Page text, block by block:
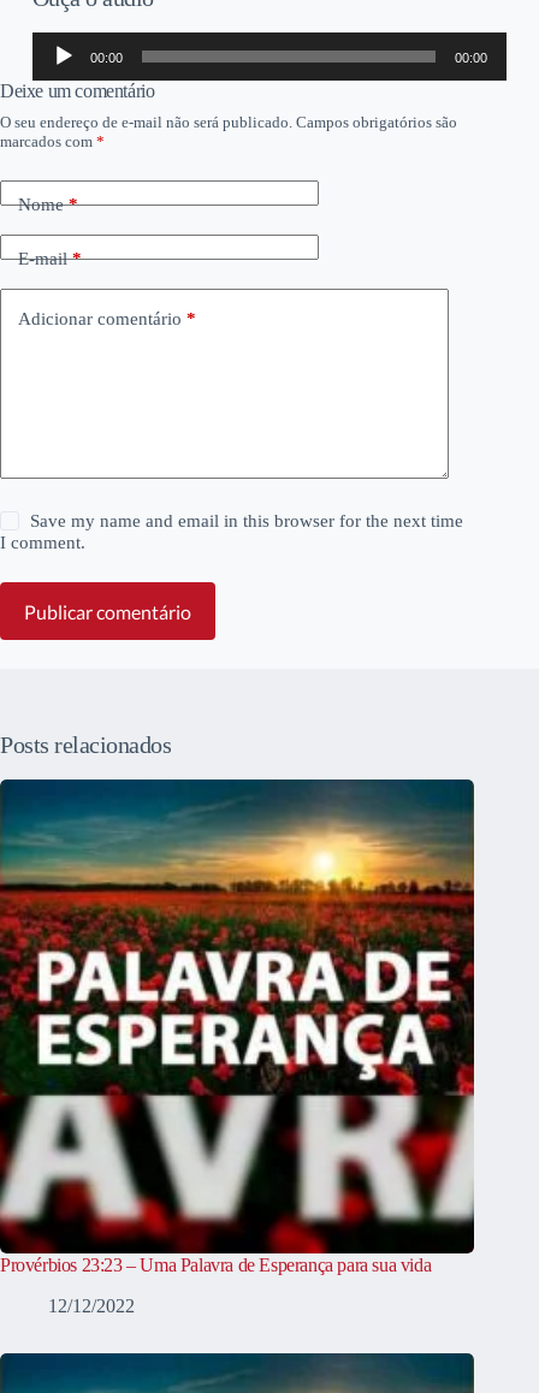
Tocador
áudio
00:00 00:00
Deixe um comentário
O seu endereço de e-mail não será publicado. Campos obrigatórios são
marcados com *
Nome*
E-mail*
Adicionar comentário *
Save my name and email in this browser for the next time
I comment.
Publicar comentário
Posts relacionados
Provérbios 23:23 – Uma Palavra de Esperança para sua vida
12/12/2022